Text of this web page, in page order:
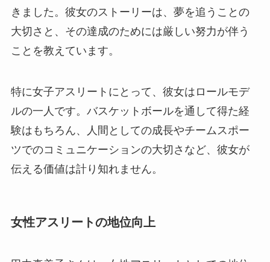
きました。彼女のストーリーは、夢を追うことの
大切さと、その達成のためには厳しい努力が伴う
ことを教えています。
特に女子アスリートにとって、彼女はロールモデ
ルの一人です。バスケットボールを通して得た経
験はもちろん、人間としての成長やチームスポー
ツでのコミュニケーションの大切さなど、彼女が
伝える価値は計り知れません。
女性アスリートの地位向上